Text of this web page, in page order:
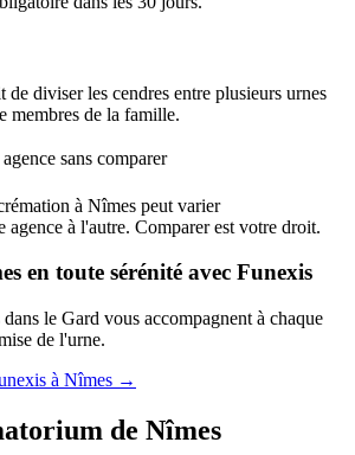
diviser les cendres entre plusieurs urnes
membres de la famille.
sans comparer
à Nîmes peut varier
agence à l'autre. Comparer est votre droit.
en toute sérénité avec Funexis
le Gard vous accompagnent à chaque
de l'urne.
à Nîmes →
de Nîmes